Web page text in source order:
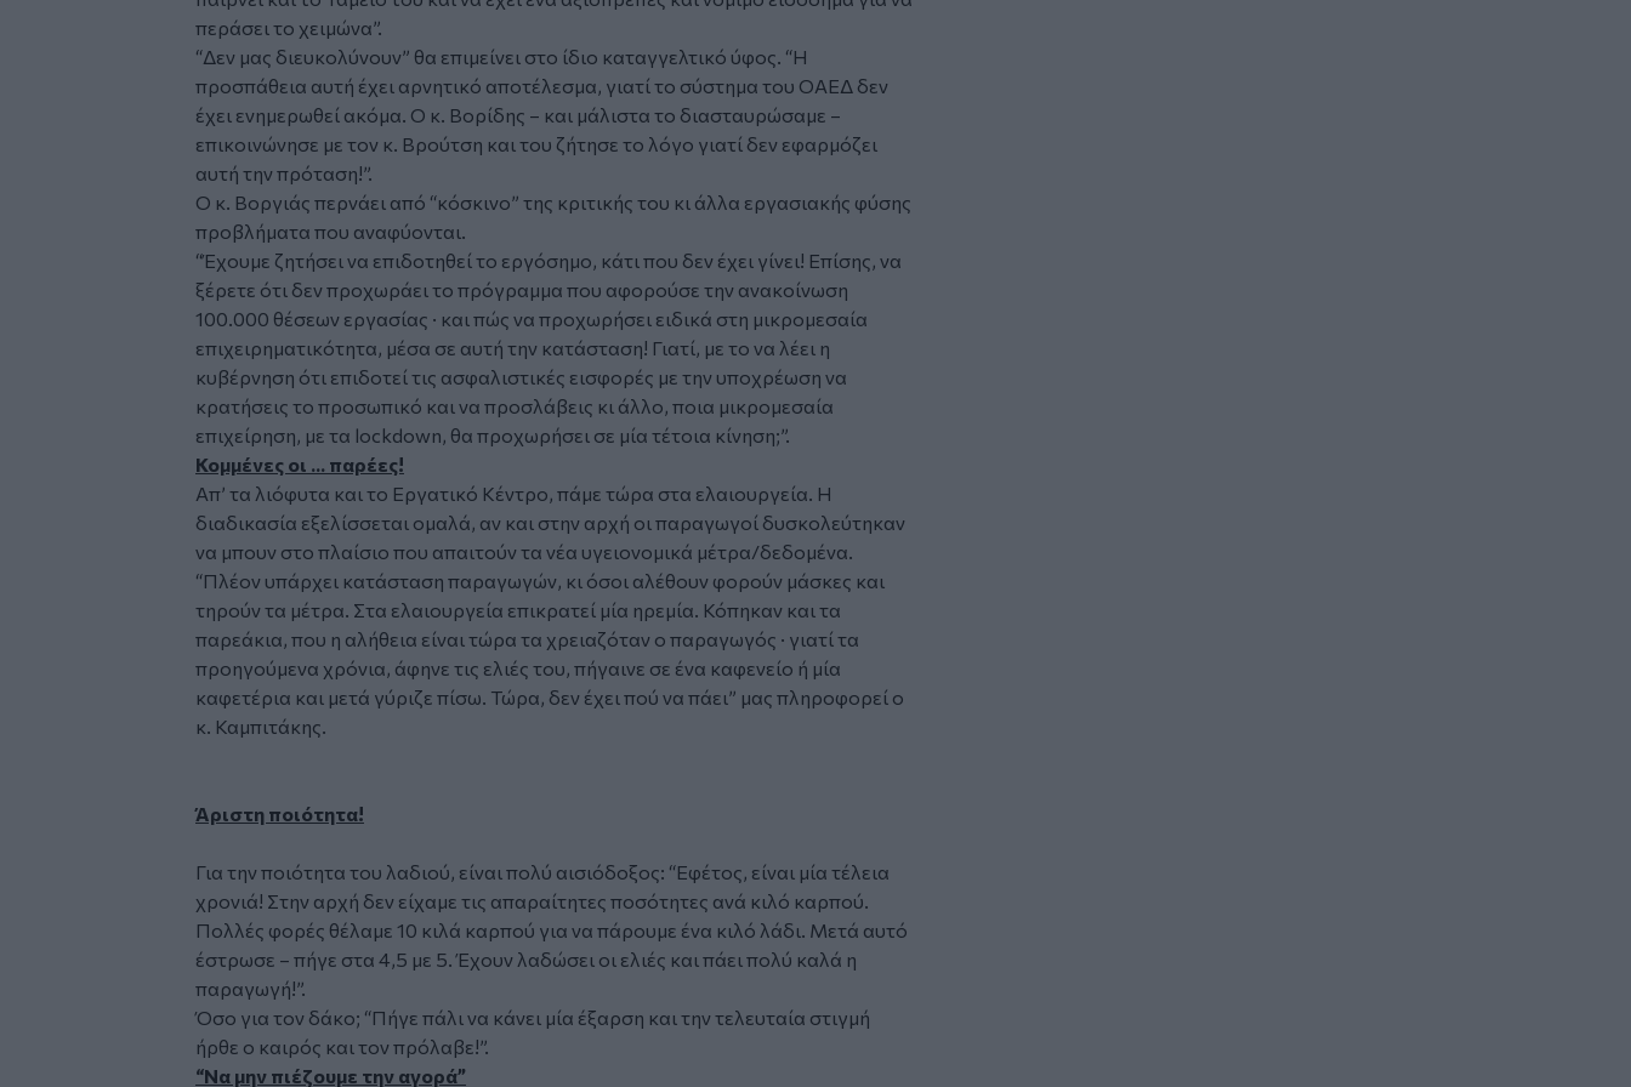
περάσει το χειμώνα”.
“Δεν μας διευκολύνουν” θα επιμείνει στο ίδιο καταγγελτικό ύφος. “Η
προσπάθεια αυτή έχει αρνητικό αποτέλεσμα, γιατί το σύστημα του ΟΑΕΔ δεν
έχει ενημερωθεί ακόμα. Ο κ. Βορίδης – και μάλιστα το διασταυρώσαμε –
επικοινώνησε με τον κ. Βρούτση και του ζήτησε το λόγο γιατί δεν εφαρμόζει
αυτή την πρόταση!”.
Ο κ. Βοργιάς περνάει από “κόσκινο” της κριτικής του κι άλλα εργασιακής φύσης
προβλήματα που αναφύονται.
“Έχουμε ζητήσει να επιδοτηθεί το εργόσημο, κάτι που δεν έχει γίνει! Επίσης, να
ξέρετε ότι δεν προχωράει το πρόγραμμα που αφορούσε την ανακοίνωση
100.000 θέσεων εργασίας · και πώς να προχωρήσει ειδικά στη μικρομεσαία
επιχειρηματικότητα, μέσα σε αυτή την κατάσταση! Γιατί, με το να λέει η
κυβέρνηση ότι επιδοτεί τις ασφαλιστικές εισφορές με την υποχρέωση να
κρατήσεις το προσωπικό και να προσλάβεις κι άλλο, ποια μικρομεσαία
επιχείρηση, με τα lockdown, θα προχωρήσει σε μία τέτοια κίνηση;”.
Κομμένες οι ... παρέες!
Απ’ τα λιόφυτα και το Εργατικό Κέντρο, πάμε τώρα στα ελαιουργεία. Η
διαδικασία εξελίσσεται ομαλά, αν και στην αρχή οι παραγωγοί δυσκολεύτηκαν
να μπουν στο πλαίσιο που απαιτούν τα νέα υγειονομικά μέτρα/δεδομένα.
“Πλέον υπάρχει κατάσταση παραγωγών, κι όσοι αλέθουν φορούν μάσκες και
τηρούν τα μέτρα. Στα ελαιουργεία επικρατεί μία ηρεμία. Κόπηκαν και τα
παρεάκια, που η αλήθεια είναι τώρα τα χρειαζόταν ο παραγωγός · γιατί τα
προηγούμενα χρόνια, άφηνε τις ελιές του, πήγαινε σε ένα καφενείο ή μία
καφετέρια και μετά γύριζε πίσω. Τώρα, δεν έχει πού να πάει” μας πληροφορεί ο
κ. Καμπιτάκης.
Άριστη ποιότητα!
Για την ποιότητα του λαδιού, είναι πολύ αισιόδοξος: “Εφέτος, είναι μία τέλεια
χρονιά! Στην αρχή δεν είχαμε τις απαραίτητες ποσότητες ανά κιλό καρπού.
Πολλές φορές θέλαμε 10 κιλά καρπού για να πάρουμε ένα κιλό λάδι. Μετά αυτό
έστρωσε – πήγε στα 4,5 με 5. Έχουν λαδώσει οι ελιές και πάει πολύ καλά η
παραγωγή!”.
Όσο για τον δάκο; “Πήγε πάλι να κάνει μία έξαρση και την τελευταία στιγμή
ήρθε ο καιρός και τον πρόλαβε!”.
“Να μην πιέζουμε την αγορά”